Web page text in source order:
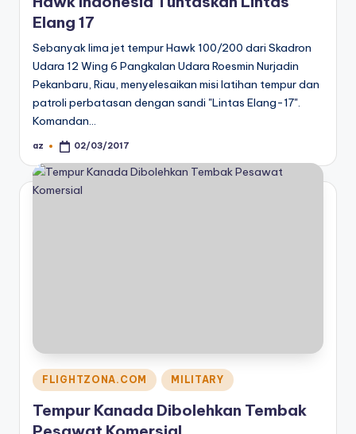
Elang 17
Sebanyak lima jet tempur Hawk 100/200 dari Skadron
Udara 12 Wing 6 Pangkalan Udara Roesmin Nurjadin
Pekanbaru, Riau, menyelesaikan misi latihan tempur dan
patroli perbatasan dengan sandi "Lintas Elang-17".
Komandan…
Posted
az 02/03/2017
Posted
in
FLIGHTZONA.COM MILITARY
Tempur Kanada Dibolehkan Tembak